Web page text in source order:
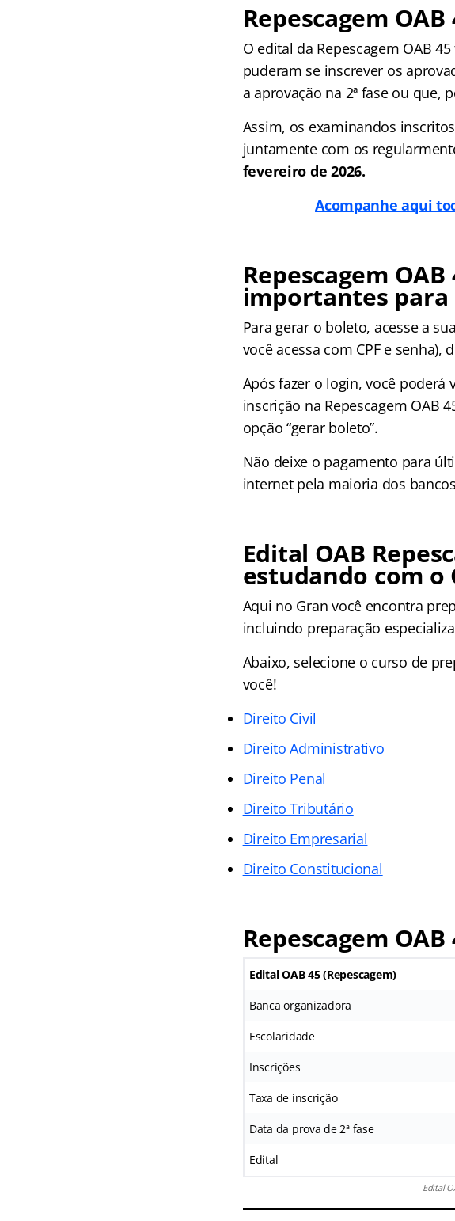
Repescagem
O edital da Repescagem OAB
puderam se inscrever os
a aprovação na 2ª fase ou que,
Assim, os examinandos
juntamente com os
fevereiro de 2026.
Acompanhe aqui
Repescagem
importantes para
Para gerar o boleto, acesse a
você acessa com CPF e
Após fazer o login, você poderá
inscrição na Repescagem OAB
opção “gerar boleto”.
Não deixe o pagamento para
internet pela maioria dos
Edital OAB
estudando com o
Aqui no Gran você encontra
incluindo preparação
Abaixo, selecione o curso de
você!
Direito Civil
Direito Administrativo
Direito Penal
Direito Tributário
Direito Empresarial
Direito Constitucional
Repescagem
Edital OAB 45 (Repescagem)
Banca organizadora
Escolaridade
Inscrições
Taxa de inscrição
Data da prova de 2ª fase
Edital
Edital